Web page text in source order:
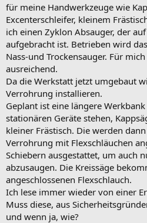
für meine Handwerkzeuge wie
Excenterschleifer, kleinem
ich einen Zyklon Absauger, der
aufgebracht ist. Betrieben wird
Nass-und Trockensauger. Für
ausreichend.
Da die Werkstatt jetzt umgebaut
Verrohrung installieren.
Geplant ist eine längere
stationären Geräte stehen,
kleiner Frästisch. Die werden
Verrohrung mit Flexschläuchen
Schiebern ausgestattet, um auch
abzusaugen. Die Kreissäge
angeschlossenen Flexschlauch.
Ich lese immer wieder von einer
Muss diese, aus
und wenn ja, wie?